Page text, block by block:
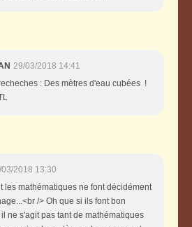
29/03/2018 14:41
: Des mètres d'eau cubées !
2018 13:30
les mathématiques ne font décidément
/> Oh que si ils font bon
ne s'agit pas tant de mathématiques